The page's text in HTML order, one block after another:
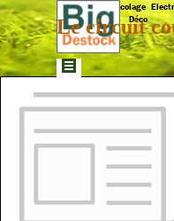
Aller au contenu
Sauter le
Matériaux  Bricolage
Déco
Le circuit